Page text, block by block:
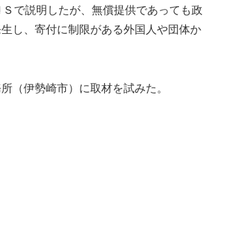
で説明したが、無償提供であっても政
し、寄付に制限がある外国人や団体か
（伊勢崎市）に取材を試みた。